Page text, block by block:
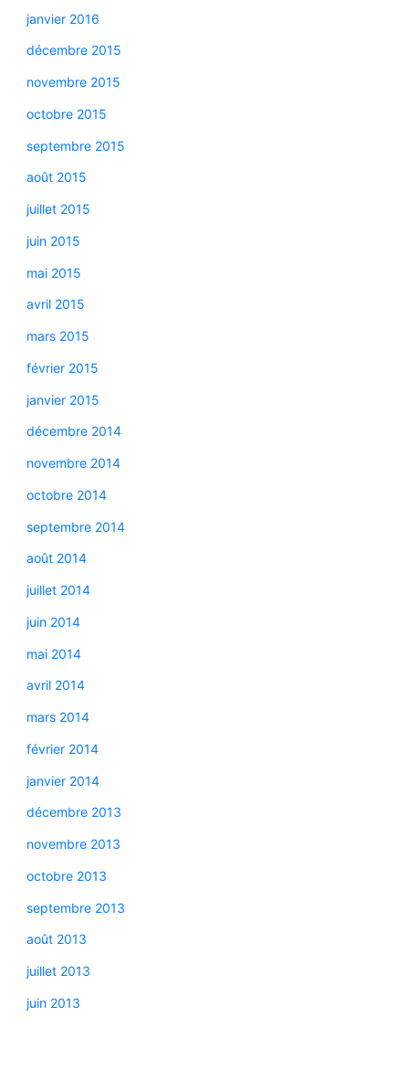
janvier 2016
décembre 2015
novembre 2015
octobre 2015
septembre 2015
août 2015
juillet 2015
juin 2015
mai 2015
avril 2015
mars 2015
février 2015
janvier 2015
décembre 2014
novembre 2014
octobre 2014
septembre 2014
août 2014
juillet 2014
juin 2014
mai 2014
avril 2014
mars 2014
février 2014
janvier 2014
décembre 2013
novembre 2013
octobre 2013
septembre 2013
août 2013
juillet 2013
juin 2013